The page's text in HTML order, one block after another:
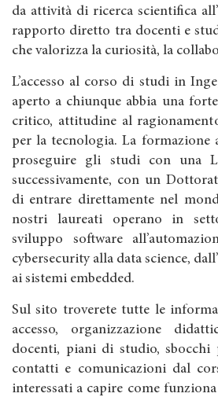
da attività di ricerca scientifica
rapporto diretto tra docenti e
che valorizza la curiosità, la
L’accesso al corso di studi in
aperto a chiunque abbia una forte
critico, attitudine al
per la tecnologia. La formazione
proseguire gli studi con una
successivamente, con un
di entrare direttamente nel
nostri laureati operano in
sviluppo software
cybersecurity alla data science,
ai sistemi embedded.
Sul sito troverete tutte le
accesso, organizzazione
docenti, piani di studio, sbocchi
contatti e comunicazioni dal
interessati a capire come